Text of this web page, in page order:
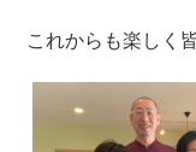
これからも楽しく